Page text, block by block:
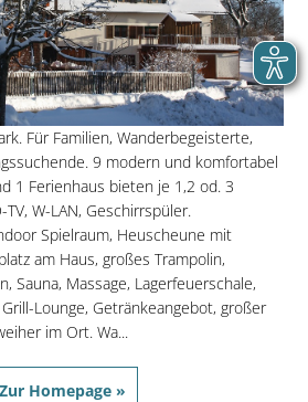
Für Familien, Wanderbegeisterte,
9 modern und komfortabel
1 Ferienhaus bieten je 1,2 od. 3
W-LAN, Geschirrspüler.
Spielraum, Heuscheune mit
am Haus, großes Trampolin,
Sauna, Massage, Lagerfeuerschale,
Lounge, Getränkeangebot, großer
im Ort. Wa...
Zur Homepage »